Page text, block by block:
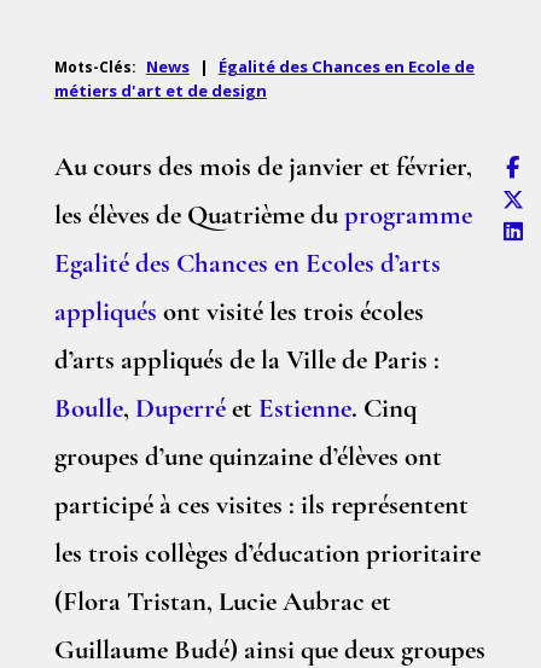
Mots-Clés: News |
Égalité des Chances en Ecole de
métiers d'art et de design
Au cours des mois de janvier et février,
les élèves de Quatrième duprogramme
Egalité des Chances en Ecoles d’arts
appliqués ont visité les trois écoles
d’arts appliqués de la Ville de Paris :
Boulle, Duperréet Estienne. Cinq
groupes d’une quinzaine d’élèves ont
participé à ces visites : ils représentent
les trois collèges d’éducation prioritaire
(Flora Tristan, Lucie Aubrac et
Guillaume Budé) ainsi que deux groupes